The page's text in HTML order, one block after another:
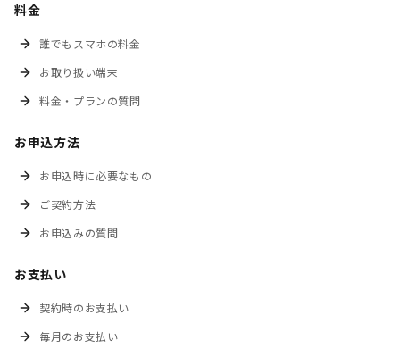
料金
誰でもスマホの料金
お取り扱い端末
料金・プランの質問
お申込方法
お申込時に必要なもの
ご契約方法
お申込みの質問
お支払い
契約時のお支払い
毎月のお支払い